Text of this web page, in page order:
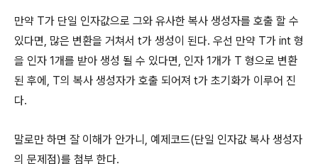
만약 T가 단일 인자값으로 그와 유사한 복사 생성자를 호출 할 수
있다면, 많은 변환을 거쳐서 t가 생성이 된다. 우선 만약 T가 int 형
을 인자 1개를 받아 생성 될 수 있다면, 인자 1개가 T 형으로 변환
된 후에, T의 복사 생성자가 호출 되어져 t가 초기화가 이루어 진
다.
말로만 하면 잘 이해가 안가니, 예제코드(단일 인자값 복사 생성자
의 문제점)를 첨부 한다.